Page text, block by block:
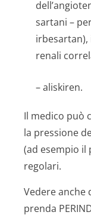
sartani –
renali
– aliskiren.
Il medico può
la pressione
(ad esempio il
regolari.
Vedere anche
prenda